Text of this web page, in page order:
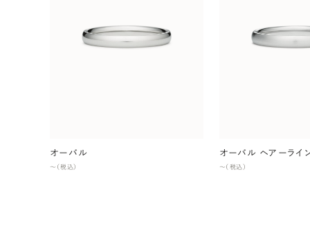
オーバル
〜（税込）
オーバル ヘアーライ
〜（税込）